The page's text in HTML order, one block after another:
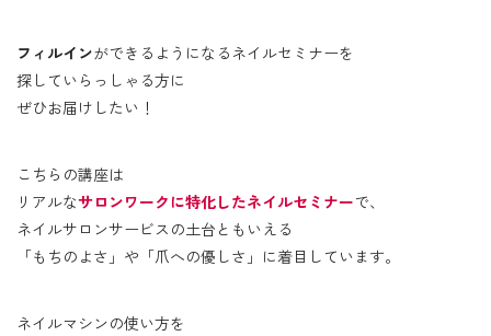
フィルインができるようになるネイルセミナーを
探していらっしゃる方に
ぜひお届けしたい！
こちらの講座は
リアルなサロンワークに特化したネイルセミナーで、
ネイルサロンサービスの土台ともいえる
「もちのよさ」や「爪への優しさ」に着目しています。
ネイルマシンの使い方を